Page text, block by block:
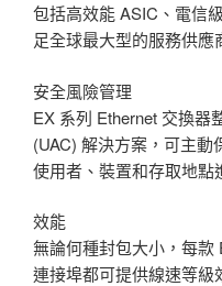
包括高效能 ASIC、電信
足全球最大型的服務供應
安全風險管理
EX 系列 Ethernet 交換器
(UAC) 解決方案，可主
使用者、裝置和存取地點
效能
無論何種封包大小，每款
連接埠都可提供線速等級